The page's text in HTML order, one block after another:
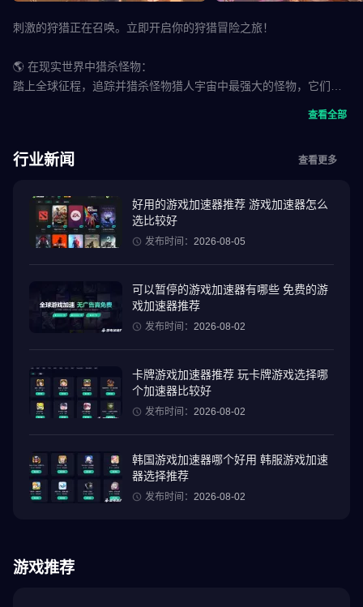
刺激的狩猎正在召唤。立即开启你的狩猎冒险之旅！
🌎 在现实世界中猎杀怪物：
踏上全球征程，追踪并猎杀怪物猎人宇宙中最强大的怪物，它们将
⚔️ 精心改编的逼真狩猎体验，专为移动设备打造：
自进行惊险刺激的狩猎，或与其他猎人组队对抗这些巨型怪物。简
化的点击式操作和高保真画面，让你无论身在何处都能享受愉悦的
狩猎体验。
体验这些标志性怪物在现实世界中现身的感受，体验专属 AR 相机
功能带来的刺激。
你能在 75 秒内完成狩猎吗？掌握武器，打造盔甲套装，磨练技能
——利用弱点，充分利用你掌握的一切元素，开启狩猎之旅。
🔴 即使手机放在口袋里也能标记怪物：
使用 Adventure Sync，你可以在探索城镇时使用彩弹追踪怪物，并
在之后将狩猎带到家门口。在你探索的过程中，即使你没有进行游
戏，你的随行宠物也能用彩弹标记路过的怪物，让你之后可以再次
查看全部
行业新闻 查看更多
好用的游戏加速器推荐 游戏加速器怎么
选比较好
发布时间： 2026-08-05
可以暂停的游戏加速器有哪些 免费的游
戏加速器推荐
发布时间： 2026-08-02
卡牌游戏加速器推荐 玩卡牌游戏选择哪
个加速器比较好
发布时间： 2026-08-02
韩国游戏加速器哪个好用 韩服游戏加速
器选择推荐
发布时间： 2026-08-02
游戏推荐